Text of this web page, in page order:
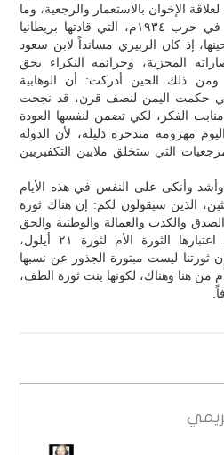
الإخوان بالاستعمار والرجعية، وما
لعبه الزبيري والوزير من دور في حرب ١٩٣٤م، التي قادتها بريطانيا
إذ كان الزبيري مسانداً لابن سعود
المخزية، وجرائمه النكراء بحق
ومن ذلك الحين أدركت: أن الوهابية
التي حكمت اليمن لنصف قرن، قد نجحت
الفكر، لكي تضمن لنفسها العودة
مهزومة مندحرة ذليلة، لأن الدولة
التي ستخلق ملايين التكفيريين
وأنكى على النفس في هذه الأيام
الذين سيقولون لكم: إن هناك ثورة
والكذب والعمالة والوطنية والحق
والباطل، ولا بد لكم مع هذا اعتبارها الثورة الأم لثورة ٢١ أيلول،
ثورتنا ليست مبتورة الجذور عن نسبها
من هنا وهناك، لكونها بنت ثورة الطف،